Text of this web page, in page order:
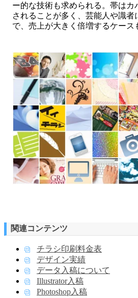
ー的な技術も求められる。帯は
されることが多く、芸能人や識
で、売上が大きく倍増するケース
関連コンテンツ
チラシ印刷料金表
デザイン実績
データ入稿について
Illustrator入稿
Photoshop入稿